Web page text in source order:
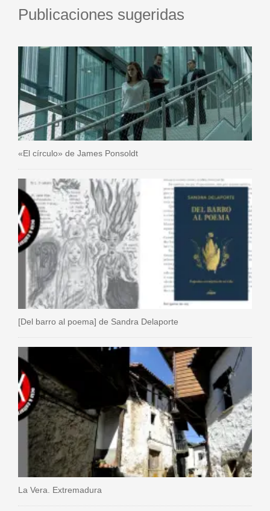
Publicaciones sugeridas
«El círculo» de James Ponsoldt
[Del barro al poema] de Sandra Delaporte
La Vera. Extremadura